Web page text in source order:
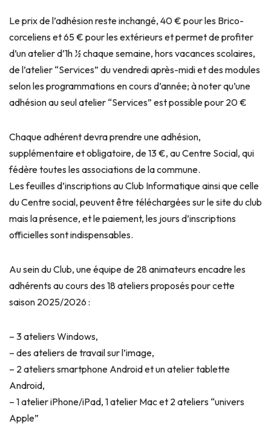
Le prix de l’adhésion reste inchangé, 40 € pour les Brico-
corceliens et 65 € pour les extérieurs et permet de profiter
d’un atelier d’1h ½ chaque semaine, hors vacances scolaires,
de l’atelier “Services” du vendredi après-midi et des modules
selon les programmations en cours d’année; à noter qu’une
adhésion au seul atelier “Services” est possible pour 20 €
Chaque adhérent devra prendre une adhésion,
supplémentaire et obligatoire, de 13 €, au Centre Social, qui
fédère toutes les associations de la commune.
Les feuilles d’inscriptions au Club Informatique ainsi que celle
du Centre social, peuvent être téléchargées sur le site du club
mais la présence, et le paiement, les jours d’inscriptions
officielles sont indispensables.
Au sein du Club, une équipe de 28 animateurs encadre les
adhérents au cours des 18 ateliers proposés pour cette
saison 2025/2026 :
– 3 ateliers Windows,
– des ateliers de travail sur l’image,
– 2 ateliers smartphone Android et un atelier tablette
Android,
– 1 atelier iPhone/iPad, 1 atelier Mac et 2 ateliers “univers
Apple”